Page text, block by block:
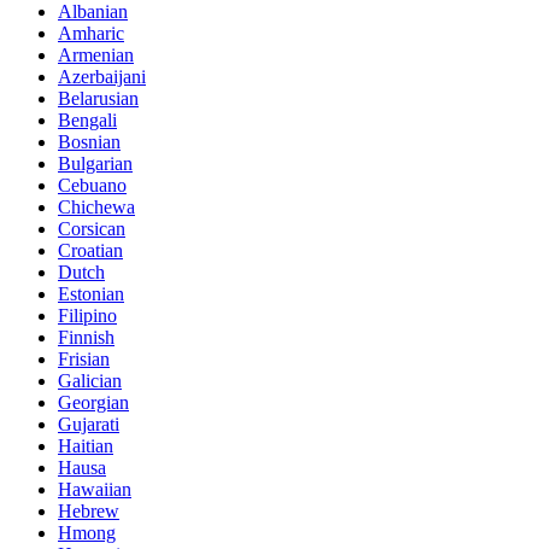
Albanian
Amharic
Armenian
Azerbaijani
Belarusian
Bengali
Bosnian
Bulgarian
Cebuano
Chichewa
Corsican
Croatian
Dutch
Estonian
Filipino
Finnish
Frisian
Galician
Georgian
Gujarati
Haitian
Hausa
Hawaiian
Hebrew
Hmong